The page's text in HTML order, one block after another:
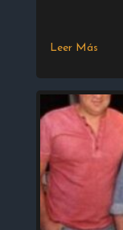
Leer Más